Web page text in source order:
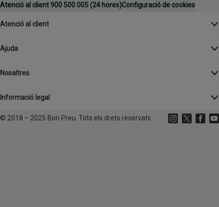
Atenció al client 900 500 005 (24 hores)Configuració de cookies
Atenció al client
Ajuda
Nosaltres
Informació legal
© 2018 – 2025 Bon Preu. Tots els drets reservats Instagram
(s'obre en
X (s'obre